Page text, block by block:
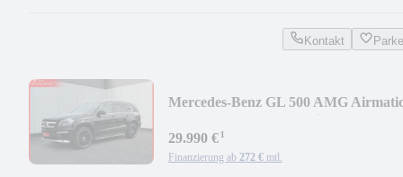
Kontakt
Mercedes-Benz GL 500 AMG
29.990 €¹
Finanzierung ab 272 € mtl.